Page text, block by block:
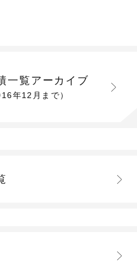
一覧アーカイブ
年12月まで）